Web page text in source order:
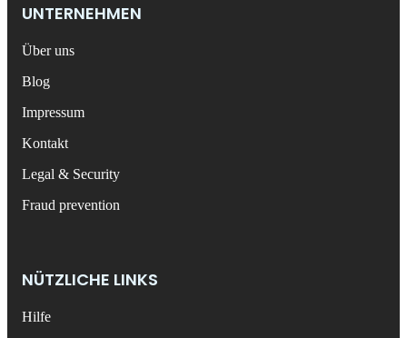
UNTERNEHMEN
Über uns
Blog
Impressum
Kontakt
Legal & Security
Fraud prevention
NÜTZLICHE LINKS
Hilfe